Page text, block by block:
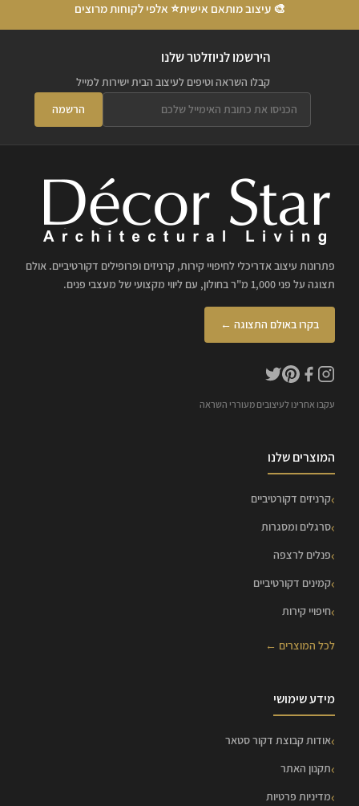
🎨 עיצוב מותאם אישית⭐ אלפי לקוחות מרוצים
הירשמו לניוזלטר שלנו
קבלו השראה וטיפים לעיצוב הבית ישירות למייל
הרשמה
פתרונות עיצוב אדריכלי לחיפויי קירות, קרניזים ופרופילים דקורטיביים. אולם
תצוגה על פני 1,000 מ"ר בחולון, עם ליווי מקצועי של מעצבי פנים.
בקרו באולם התצוגה ←
עקבו אחרינו לעיצובים מעוררי השראה
המוצרים שלנו
קרניזים דקורטיביים
סרגלים ומסגרות
פנלים לרצפה
קמינים דקורטיביים
חיפויי קירות
לכל המוצרים ←
מידע שימושי
אודות קבוצת דקור סטאר
תקנון האתר
מדיניות פרטיות